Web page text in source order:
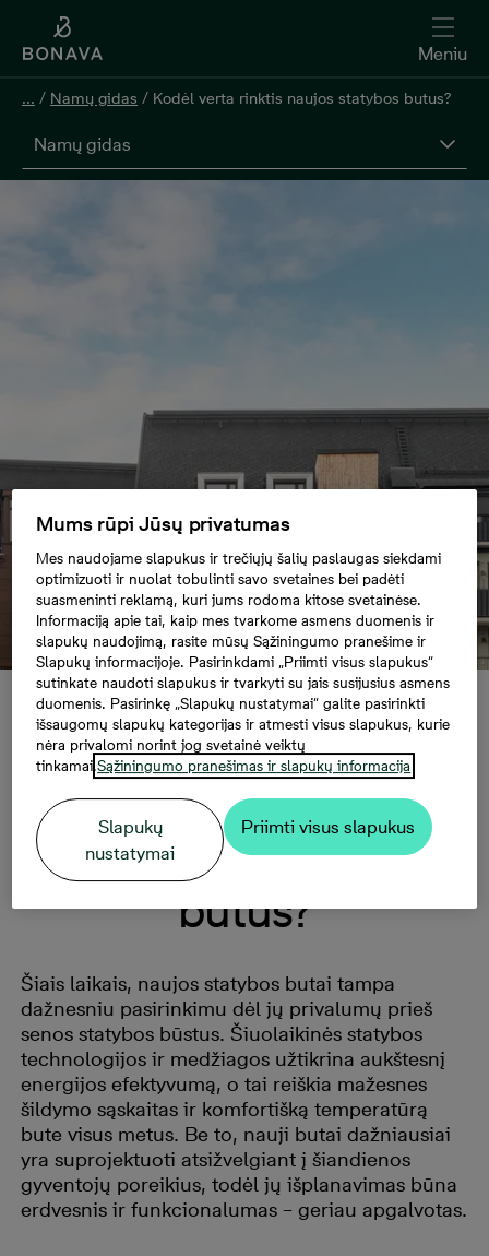
Meniu
... / Namų gidas / Kodėl verta rinktis naujos statybos butus?
Namų gidas
Kodėl verta rinktis naujos statybos butus?
Kodėl verta rinktis
naujos statybos
butus?
Šiais laikais, naujos statybos butai tampa
dažnesniu pasirinkimu dėl jų privalumų prieš
senos statybos būstus. Šiuolaikinės statybos
technologijos ir medžiagos užtikrina aukštesnį
energijos efektyvumą, o tai reiškia mažesnes
šildymo sąskaitas ir komfortišką temperatūrą
bute visus metus. Be to, nauji butai dažniausiai
yra suprojektuoti atsižvelgiant į šiandienos
gyventojų poreikius, todėl jų išplanavimas būna
erdvesnis ir funkcionalumas – geriau apgalvotas.
Mums rūpi Jūsų privatumas
Mes naudojame slapukus ir trečiųjų šalių paslaugas siekdami
optimizuoti ir nuolat tobulinti savo svetaines bei padėti
suasmeninti reklamą, kuri jums rodoma kitose svetainėse.
Informaciją apie tai, kaip mes tvarkome asmens duomenis ir
slapukų naudojimą, rasite mūsų Sąžiningumo pranešime ir
Slapukų informacijoje. Pasirinkdami „Priimti visus slapukus“
sutinkate naudoti slapukus ir tvarkyti su jais susijusius asmens
duomenis. Pasirinkę „Slapukų nustatymai“ galite pasirinkti
išsaugomų slapukų kategorijas ir atmesti visus slapukus, kurie
nėra privalomi norint jog svetainė veiktų
tinkamai.Sąžiningumo pranešimas ir slapukų informacija
Slapukų
nustatymai
Priimti visus slapukus